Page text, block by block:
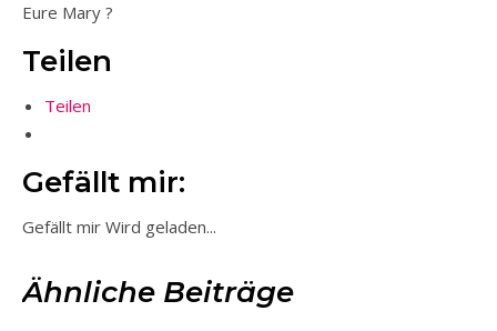
Eure Mary ?
Teilen
Teilen
Gefällt mir:
Gefällt mir Wird geladen...
Ähnliche Beiträge